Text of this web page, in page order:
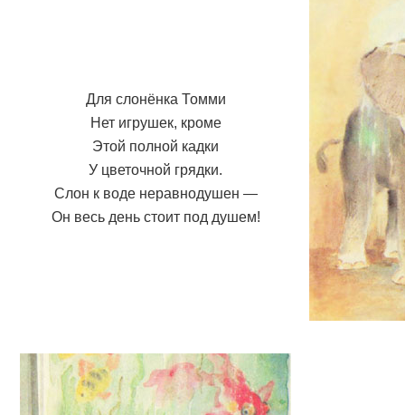
Для слонёнка Томми
Нет игрушек, кроме
Этой полной кадки
У цветочной грядки.
Слон к воде неравнодушен —
Он весь день стоит под душем!